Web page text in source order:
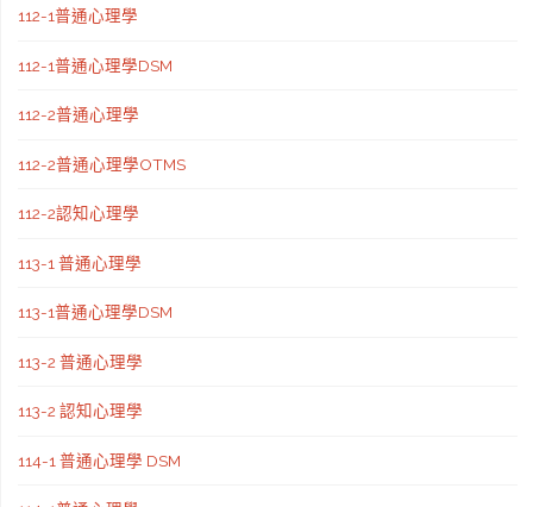
112-1普通心理學
112-1普通心理學DSM
112-2普通心理學
112-2普通心理學OTMS
112-2認知心理學
113-1 普通心理學
113-1普通心理學DSM
113-2 普通心理學
113-2 認知心理學
114-1 普通心理學 DSM